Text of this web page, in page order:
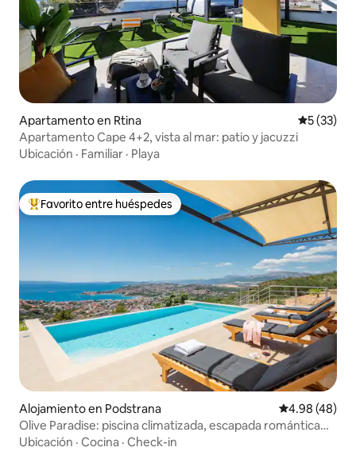
Apartamento en Rtina
5 (33)
Apartamento Cape 4+2, vista al mar: patio y jacuzzi
Ubicación · Familiar · Playa
Favorito entre huéspedes preferido
Favorito entre huéspedes
Alojamiento en Podstrana Calificación
4.98 (48)
Olive Paradise: piscina climatizada, escapada romántica
para 2
Ubicación · Cocina · Check-in